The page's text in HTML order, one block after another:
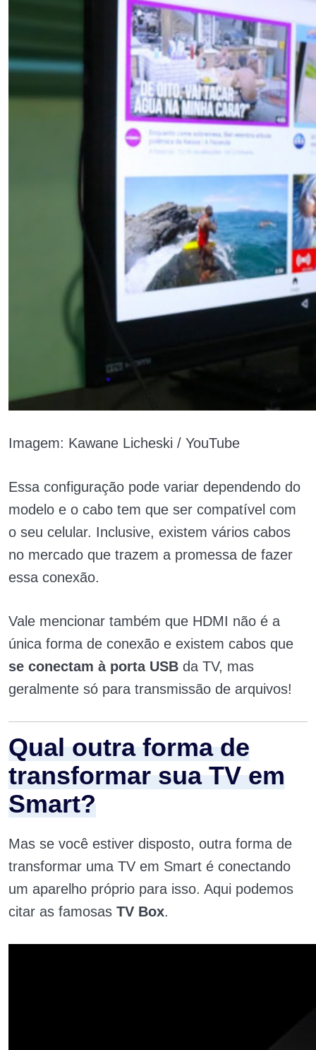
Imagem: Kawane Licheski / YouTube
Essa configuração pode variar dependendo do
modelo e o cabo tem que ser compatível com
o seu celular. Inclusive, existem vários cabos
no mercado que trazem a promessa de fazer
essa conexão.
Vale mencionar também que HDMI não é a
única forma de conexão e existem cabos que
se conectam à porta USB da TV, mas
geralmente só para transmissão de arquivos!
Qual outra forma de
transformar sua TV em
Smart?
Mas se você estiver disposto, outra forma de
transformar uma TV em Smart é conectando
um aparelho próprio para isso. Aqui podemos
citar as famosas TV Box.